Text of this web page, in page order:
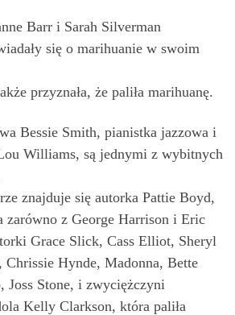
Barr i Sarah Silverman
się o marihuanie w swoim
przyznała, że paliła marihuanę.
Bessie Smith, pianistka jazzowa i
Williams, są jednymi z wybitnych
znajduje się autorka Pattie Boyd,
zarówno z George Harrison i Eric
Grace Slick, Cass Elliot, Sheryl
Chrissie Hynde, Madonna, Bette
Stone, i zwyciężczyni
Kelly Clarkson, która paliła